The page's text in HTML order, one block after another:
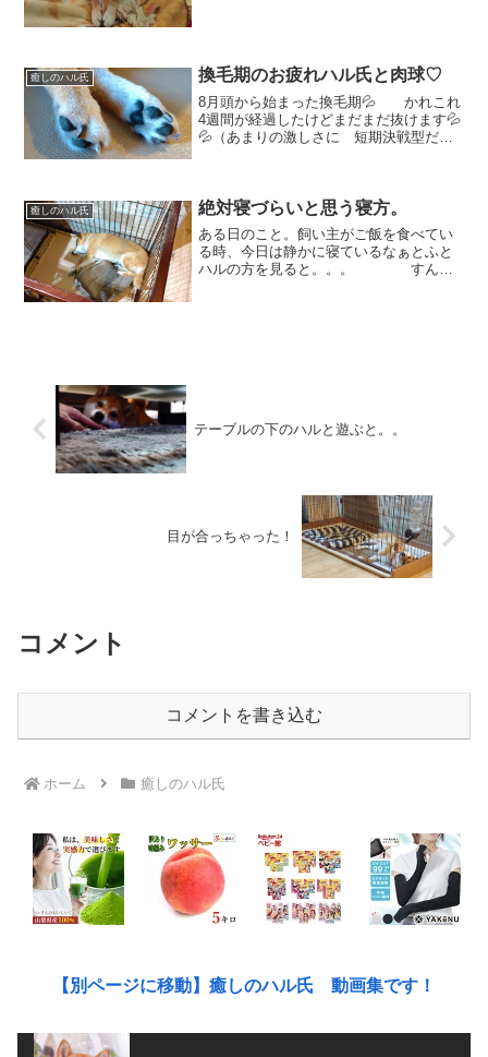
顔...
癒しのハル氏 換毛期のお疲れハル氏と肉球♡
8月頭から始まった換毛期💦 かれこれ
4週間が経過したけどまだまだ抜けます💦
💦（あまりの激しさに 短期決戦型だと
た？」 ちょっ...
癒しのハル氏 絶対寝づらいと思う寝方。
ある日のこと。飼い主がご飯を食べてい
る時、今日は静かに寝ているなぁとふと
ハルの方を見ると。。。 すんご
テーブルの下のハルと遊ぶと。。
目が合っちゃった！
コメント
コメントを書き込む
ホーム 癒しのハル氏
【別ページに移動】癒しのハル氏 動画集です！